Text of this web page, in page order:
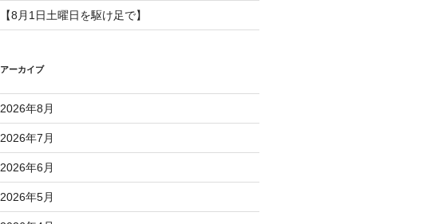
【8月1日土曜日を駆け足で】
アーカイブ
2026年8月
2026年7月
2026年6月
2026年5月